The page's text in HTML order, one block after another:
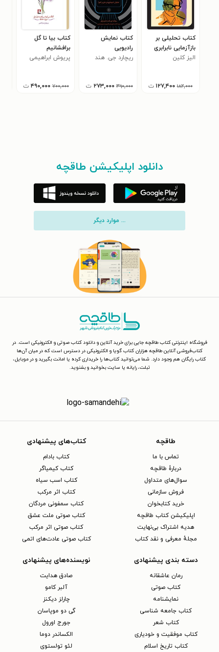
کتاب تحلیلی بر
بازآزمایی نابرابری
آمارتیا سن
الیز کلین
۱۸۲,۰۰۰ ۱۲۷,۴۰۰ ت
کتاب نمایش
رادیویی
ریچارد جی. هند
۳۹۰,۰۰۰ ۲۷۳,۰۰۰ ت
کتاب بیا تا گل
برافشانیم
پریوش ابراهیمی
۷۰۰,۰۰۰ ۴۹۰,۰۰۰ ت
دانلود اپلیکیشن طاقچه
... موارد دیگر
فروشگاه اینترنتی کتاب طاقچه جایی برای خرید آنلاین و دانلود کتاب صوتی و الکترونیکی است. در
کتاب‌فروشی آنلاین طاقچه هزاران کتاب گویا و الکترونیکی در دسترس است که در میان آن‌ها
کتاب رایگان هم وجود دارد. شما می‌توانید کتاب‌ها را خریداری کرده یا امانت بگیرید و در موبایل،
تبلت، رایانه یا سایت بخوانید و بشنوید.
طاقچه
تماس با ما
دربارهٔ طاقچه
سوال‌های متداول
فروش سازمانی
خرید کتابخوان
اپلیکیشن کتاب طاقچه
هدیه اشتراک بی‌نهایت
مجلهٔ معرفی و نقد کتاب
کتاب‌های پیشنهادی
کتاب بادام
کتاب کیمیاگر
کتاب اسب سیاه
کتاب اثر مرکب
کتاب سمفونی مردگان
کتاب صوتی ملت عشق
کتاب صوتی اثر مرکب
کتاب صوتی عادت‌های اتمی
دسته بندی پیشنهادی
رمان عاشقانه
کتاب‌ صوتی
نمایشنامه
کتاب جامعه شناسی
کتاب شعر
کتاب موفقیت و خودیاری
کتاب تاریخ اسلام
نویسنده‌های پیشنهادی
صادق هدایت
آلبر کامو
چارلز دیکنز
گی دو موپاسان
جورج اورول
الکساندر دوما
لئو تولستوی